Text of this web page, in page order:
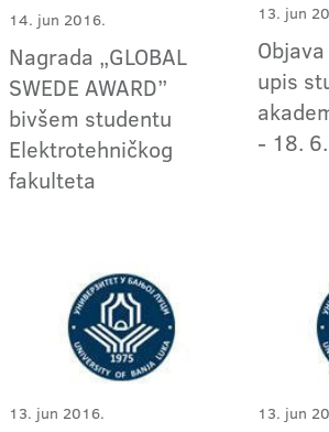
14. jun 2016.
Nagrada „GLOBAL
SWEDE AWARD”
bivšem studentu
Elektrotehničkog
fakulteta
13. jun
upis
- 18.
13. jun 2016. 13. jun